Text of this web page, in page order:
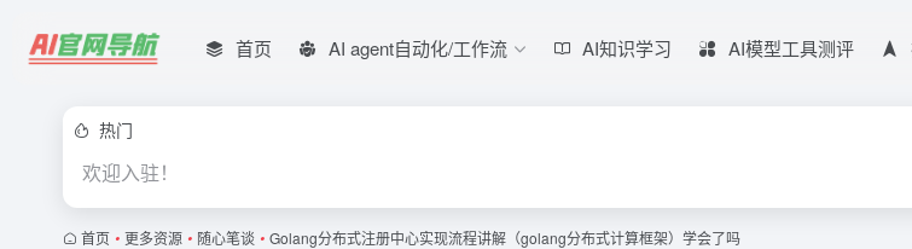
首页 AI agent自动化/工作流 AI知识学习 AI模型工具测评
热门
欢迎入驻！
首页 • 更多资源 • 随心笔谈 • Golang分布式注册中心实现流程讲解（golang分布式计算框架）学会了吗